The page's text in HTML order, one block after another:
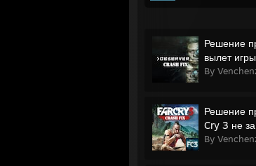
Решение
вылет
By
Решение
Cry 3 не
By